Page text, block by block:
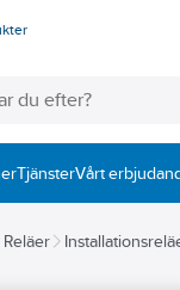
TjänsterVårt